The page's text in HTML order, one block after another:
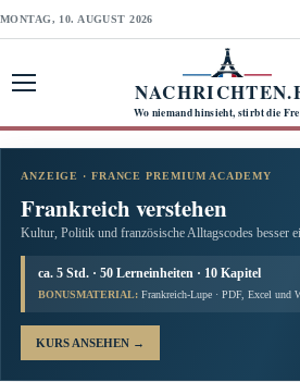
MONTAG, 10. AUGUST 2026
Wo niemand hinsieht, stirbt die
ANZEIGE · FRANCE PREMIUM ACADEMY
Frankreich verstehen
Kultur, Politik und französische Alltagscodes besser
ca. 5 Std. · 50 Lerneinheiten · 10 Kapitel
BONUSMATERIAL: Frankreich-Lupe · PDF, Excel und
KURS ANSEHEN →